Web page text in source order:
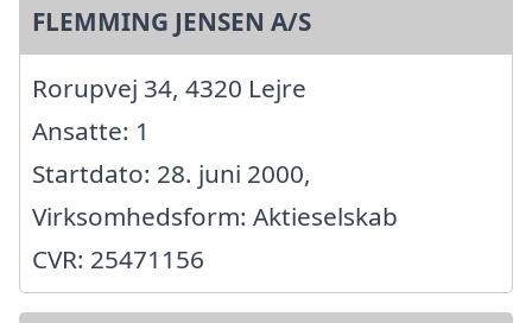
FLEMMING JENSEN A/S
Rorupvej 34, 4320 Lejre
Ansatte: 1
Startdato: 28. juni 2000,
Virksomhedsform: Aktieselskab
CVR: 25471156